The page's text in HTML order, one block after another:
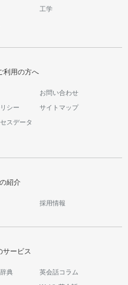
工学
利用の方へ
お問い合わせ
シー サイトマップ
スデータ
紹介
採用情報
サービス
典 英会話コラム